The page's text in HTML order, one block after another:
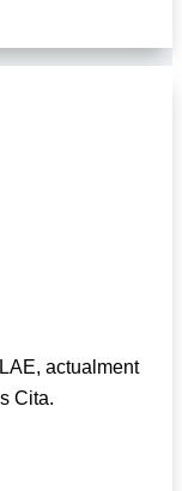
actualment
Cita.